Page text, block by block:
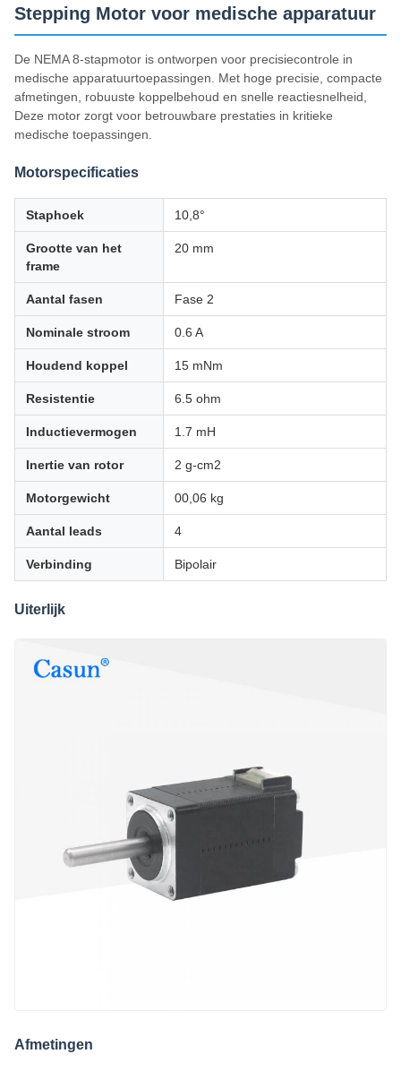
Stepping Motor voor medische apparatuur
De NEMA 8-stapmotor is ontworpen voor precisiecontrole in
medische apparatuurtoepassingen. Met hoge precisie, compacte
afmetingen, robuuste koppelbehoud en snelle reactiesnelheid,
Deze motor zorgt voor betrouwbare prestaties in kritieke
medische toepassingen.
Motorspecificaties
Staphoek 10,8°
Grootte van het
frame
20 mm
Aantal fasen Fase 2
Nominale stroom 0.6 A
Houdend koppel 15 mNm
Resistentie 6.5 ohm
Inductievermogen 1.7 mH
Inertie van rotor 2 g-cm2
Motorgewicht 00,06 kg
Aantal leads 4
Verbinding Bipolair
Uiterlijk
Afmetingen